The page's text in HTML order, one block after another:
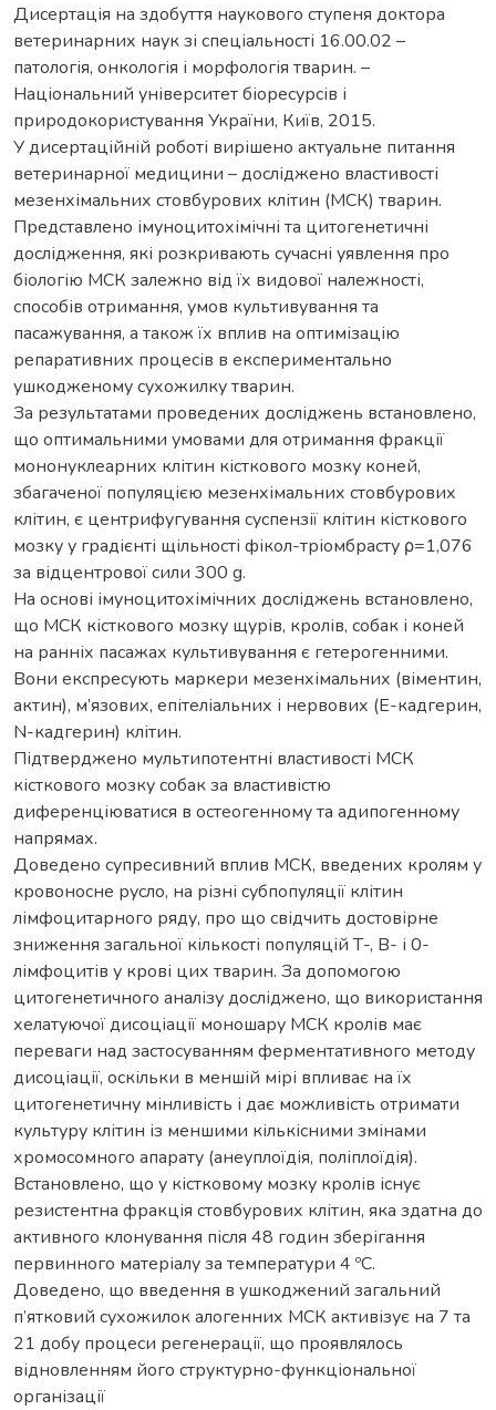
Дисертація на здобуття наукового ступеня доктора
ветеринарних наук зі спеціальності 16.00.02 –
патологія, онкологія і морфологія тварин. –
Національний університет біоресурсів і
природокористування України, Київ, 2015.
У дисертаційній роботі вирішено актуальне питання
ветеринарної медицини – досліджено властивості
мезенхімальних стовбурових клітин (МСК) тварин.
Представлено імуноцитохімічні та цитогенетичні
дослідження, які розкривають сучасні уявлення про
біологію МСК залежно від їх видової належності,
способів отримання, умов культивування та
пасажування, а також їх вплив на оптимізацію
репаративних процесів в експериментально
ушкодженому сухожилку тварин.
За результатами проведених досліджень встановлено,
що оптимальними умовами для отримання фракції
мононуклеарних клітин кісткового мозку коней,
збагаченої популяцією мезенхімальних стовбурових
клітин, є центрифугування суспензії клітин кісткового
мозку у градієнті щільності фікол-тріомбрасту ρ=1,076
за відцентрової сили 300 g.
На основі імуноцитохімічних досліджень встановлено,
що МСК кісткового мозку щурів, кролів, собак і коней
на ранніх пасажах культивування є гетерогенними.
Вони експресують маркери мезенхімальних (віментин,
актин), м’язових, епітеліальних і нервових (Е-кадгерин,
N-кадгерин) клітин.
Підтверджено мультипотентні властивості МСК
кісткового мозку собак за властивістю
диференціюватися в остеогенному та адипогенному
напрямах.
Доведено супресивний вплив МСК, введених кролям у
кровоносне русло, на різні субпопуляції клітин
лімфоцитарного ряду, про що свідчить достовірне
зниження загальної кількості популяцій Т-, В- і 0-
лімфоцитів у крові цих тварин. За допомогою
цитогенетичного аналізу досліджено, що використання
хелатуючої дисоціації моношару МСК кролів має
переваги над застосуванням ферментативного методу
дисоціації, оскільки в меншій мірі впливає на їх
цитогенетичну мінливість і дає можливість отримати
культуру клітин із меншими кількісними змінами
хромосомного апарату (анеуплоїдія, поліплоїдія).
Встановлено, що у кістковому мозку кролів існує
резистентна фракція стовбурових клітин, яка здатна до
активного клонування після 48 годин зберігання
первинного матеріалу за температури 4 ºС.
Доведено, що введення в ушкоджений загальний
п’ятковий сухожилок алогенних МСК активізує на 7 та
21 добу процеси регенерації, що проявлялось
відновленням його структурно-функціональної
організації